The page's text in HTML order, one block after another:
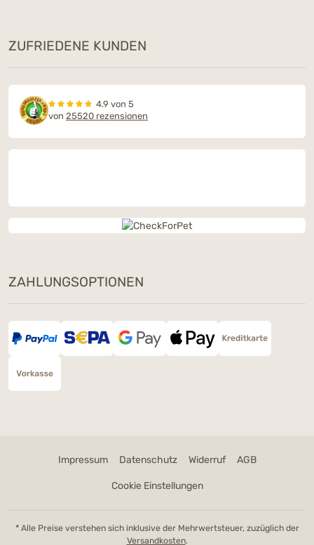
ZUFRIEDENE KUNDEN
4.9 von 5
von 25520 rezensionen
ZAHLUNGSOPTIONEN
Impressum Datenschutz Widerruf AGB
Cookie Einstellungen
* Alle Preise verstehen sich inklusive der Mehrwertsteuer, zuzüglich der
Versandkosten.